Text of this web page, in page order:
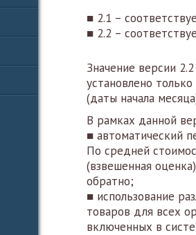
■ 2.1 –
■ 2.2 –
Значение версии
установлено
(даты начала
В рамках данной
■ автоматический
По средней
(взвешенная
обратно;
■ использование
товаров для всех
включенных в